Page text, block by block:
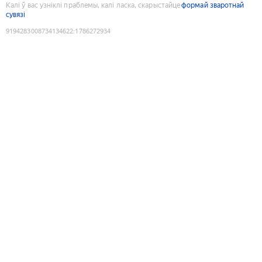
Калі ў вас узніклі праблемы, калі ласка, скарыстайцеформай зваротнай
сувязі
9194283008734134622:1786272934